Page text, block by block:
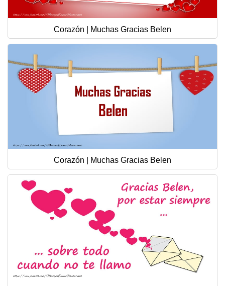
Corazón | Muchas Gracias Belen
Corazón | Muchas Gracias Belen